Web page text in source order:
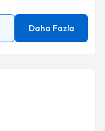
Daha Fazla